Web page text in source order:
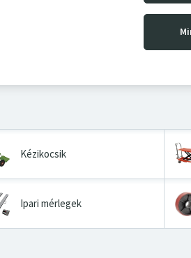
Kézikocsik
Ipari mérlegek